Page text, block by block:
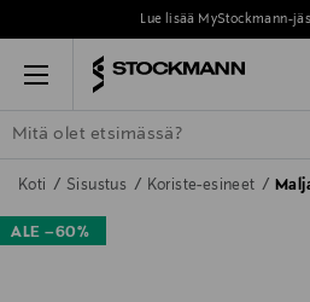
Lue lisää MyStockmann-
Menu
ETSI KAIKKI NAISET MIEHET
Koti Sisustus Koriste-esineet
ALE –60%